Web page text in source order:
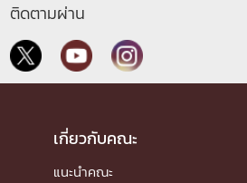
ติดตามผ่าน
เกี่ยวกับคณะ
แนะนำคณะ